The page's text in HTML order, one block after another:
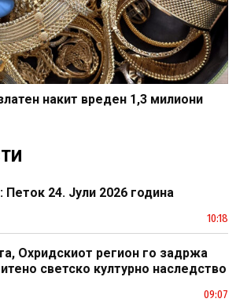
накит вреден 1,3 милиони
24. Јули 2026 година
10:18
Охридскиот регион го задржа
светско културно наследство
09:07